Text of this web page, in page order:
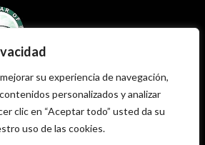
su experiencia de navegación,
personalizados y analizar
clic en “Aceptar todo” usted da su
uso de las cookies.